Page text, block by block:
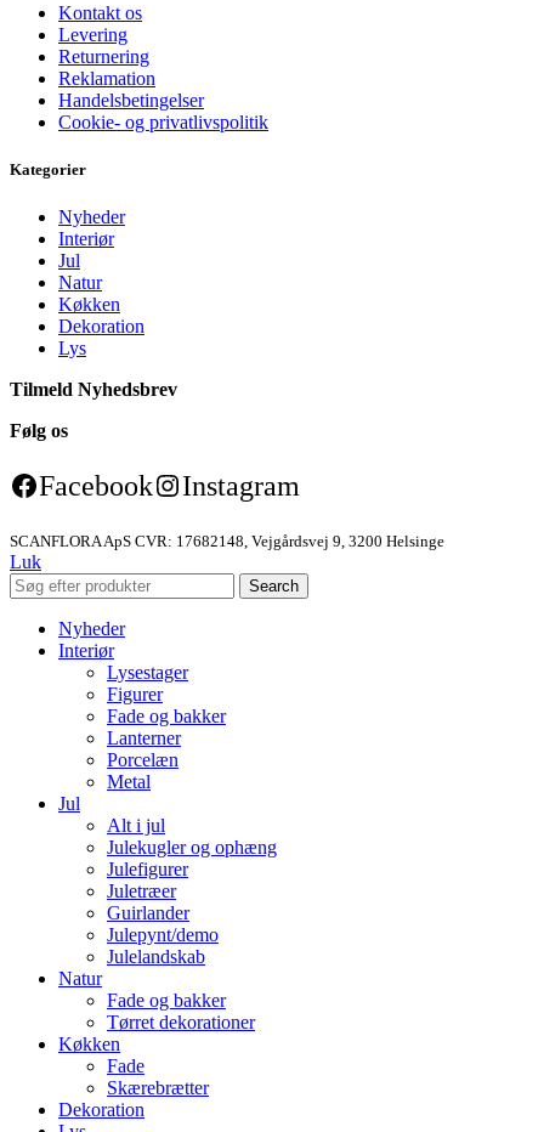
Kontakt os
Levering
Returnering
Reklamation
Handelsbetingelser
Cookie- og privatlivspolitik
Kategorier
Nyheder
Interiør
Jul
Natur
Køkken
Dekoration
Lys
Tilmeld Nyhedsbrev
Følg os
Facebook Instagram
SCANFLORA ApS CVR: 17682148, Vejgårdsvej 9, 3200 Helsinge
Luk
Search
Nyheder
Interiør
Lysestager
Figurer
Fade og bakker
Lanterner
Porcelæn
Metal
Jul
Alt i jul
Julekugler og ophæng
Julefigurer
Juletræer
Guirlander
Julepynt/demo
Julelandskab
Natur
Fade og bakker
Tørret dekorationer
Køkken
Fade
Skærebrætter
Dekoration